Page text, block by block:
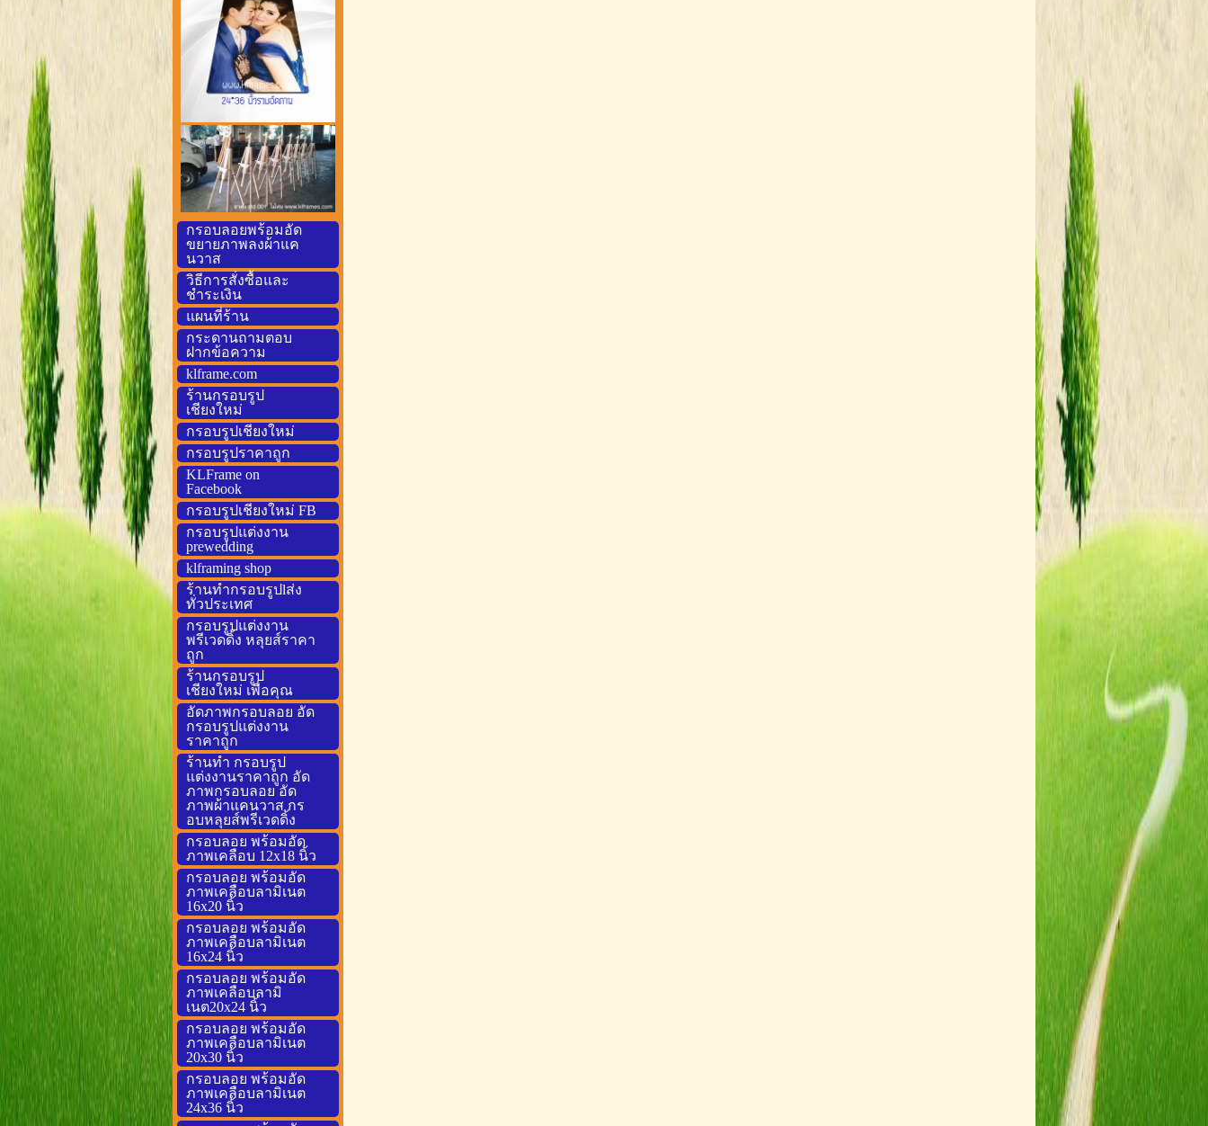
กรอบลอยพร้อมอัด
ขยายภาพลงผ้าแค
นวาส
วิธีการสั่งซื้อและ
ชำระเงิน
แผนที่ร้าน
กระดานถามตอบ
ฝากข้อความ
klframe.com
ร้านกรอบรูป
เชียงใหม่
กรอบรูปเชียงใหม่
กรอบรูปราคาถูก
KLFrame on
Facebook
กรอบรูปเชียงใหม่ FB
กรอบรูปแต่งงาน
prewedding
klframing shop
ร้านทำกรอบรูปlส่ง
ทั่วประเทศ
กรอบรูปแต่งงาน
พรีเวดดิ้ง หลุยส์ราคา
ถูก
ร้านกรอบรูป
เชียงใหม่ เพื่อคุณ
อัดภาพกรอบลอย อัด
กรอบรูปแต่งงาน
ราคาถูก
ร้านทำ กรอบรูป
แต่งงานราคาถูก อัด
ภาพกรอบลอย อัด
ภาพผ้าแคนวาส กร
อบหลุยส์พรีเวดดิ้ง
กรอบลอย พร้อมอัด
ภาพเคลือบ 12x18 นิ้ว
กรอบลอย พร้อมอัด
ภาพเคลือบลามิเนต
16x20 นิ้ว
กรอบลอย พร้อมอัด
ภาพเคลือบลามิเนต
16x24 นิ้ว
กรอบลอย พร้อมอัด
ภาพเคลือบลามิ
เนต20x24 นิ้ว
กรอบลอย พร้อมอัด
ภาพเคลือบลามิเนต
20x30 นิ้ว
กรอบลอย พร้อมอัด
ภาพเคลือบลามิเนต
24x36 นิ้ว